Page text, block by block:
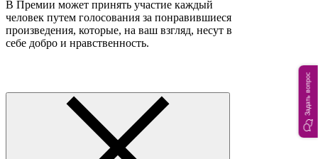
В Премии может принять участие каждый
человек путем голосования за понравившиеся
произведения, которые, на ваш взгляд, несут в
себе добро и нравственность.
Задать вопрос